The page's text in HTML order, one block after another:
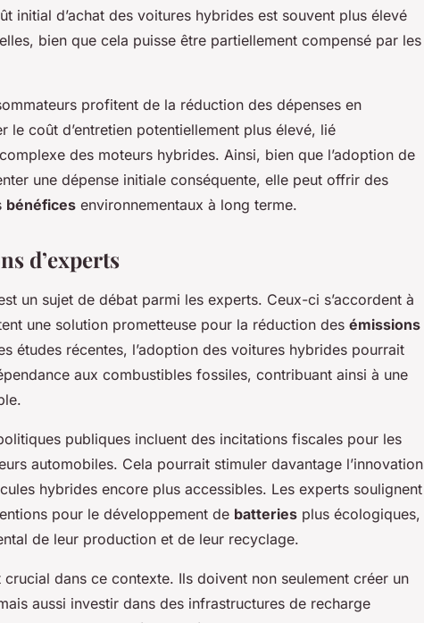
initial d’achat des voitures hybrides est souvent plus élevé
bien que cela puisse être partiellement compensé par les
profitent de la réduction des dépenses en
le coût d’entretien potentiellement plus élevé, lié
des moteurs hybrides. Ainsi, bien que l’adoption de
une dépense initiale conséquente, elle peut offrir des
bénéfices environnementaux à long terme.
d’experts
un sujet de débat parmi les experts. Ceux-ci s’accordent à
une solution prometteuse pour la réduction des émissions
études récentes, l’adoption des voitures hybrides pourrait
aux combustibles fossiles, contribuant ainsi à une
publiques incluent des incitations fiscales pour les
automobiles. Cela pourrait stimuler davantage l’innovation
hybrides encore plus accessibles. Les experts soulignent
pour le développement de batteries plus écologiques,
de leur production et de leur recyclage.
crucial dans ce contexte. Ils doivent non seulement créer un
aussi investir dans des infrastructures de recharge